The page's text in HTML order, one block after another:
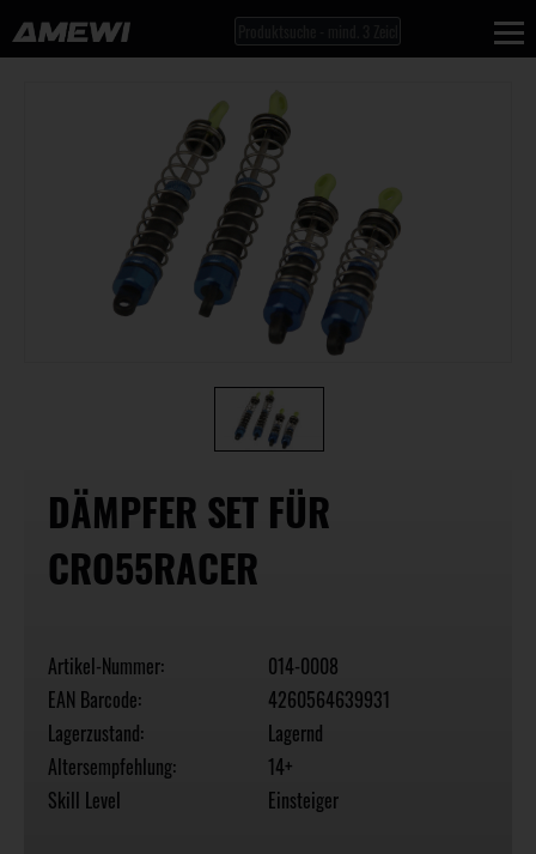
DÄMPFER SET FÜR
CRO55RACER
Artikel-Nummer:
014-0008
EAN Barcode:
4260564639931
Lagerzustand:
Lagernd
Altersempfehlung:
14+
Skill Level
Einsteiger